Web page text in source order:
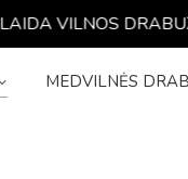
VILNOS
MEDVILNĖS
MEDVILNĖS